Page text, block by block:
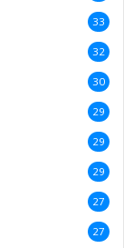
33
32
30
29
29
29
27
27